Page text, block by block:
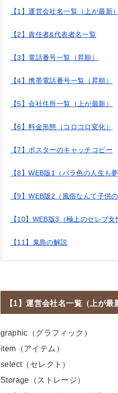
【1】運営会社名一覧（上が最新
【2】責任者&代表者名一覧
【3】電話番号一覧（昇順）
【4】携帯電話番号一覧（昇順）
【5】会社住所一覧（上が最新）
【6】料金形態（コロコロ変化）
【7】ポスターのキャッチコピー
【8】WEB版1（バラ色の人生も
【9】WEB版2（風俗なんて子供
【10】WEB版3（極上のセレブ
【11】鬼島の解説
【1】運営会社名一覧（上が最
graphic（グラフィック）
item（アイテム）
select（セレクト）
Storage（ストレージ）